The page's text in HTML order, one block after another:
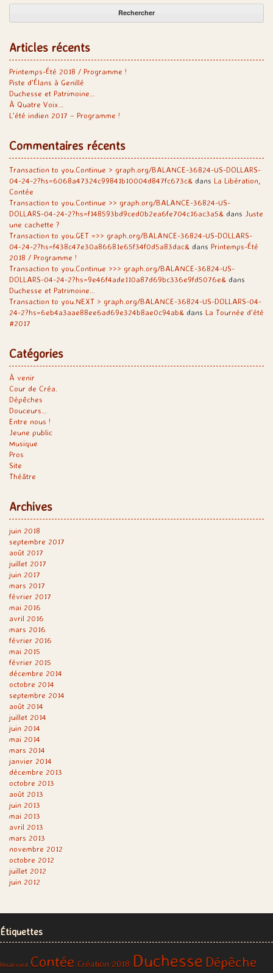
Articles récents
Printemps-Été 2018 / Programme !
Piste d’Élans à Genillé
Duchesse et Patrimoine…
À Quatre Voix…
L’été indien 2017 – Programme !
Commentaires récents
Transaction to you.Continue > graph.org/BALANCE-36824-US-DOLLARS-
04-24-2?hs=6068a47324c99841b10004d847fc673c& dans La Libération,
Contée
Transaction to you.Continue >> graph.org/BALANCE-36824-US-
DOLLARS-04-24-2?hs=f148593bd9ced0b2ea6fe704c16ac3a5& dans Juste
une cachette ?
Transaction to you.GET =>> graph.org/BALANCE-36824-US-DOLLARS-
04-24-2?hs=f438c47e30a86681e65f34f0d5a83dac& dans Printemps-Été
2018 / Programme !
Transaction to you.Continue >>> graph.org/BALANCE-36824-US-
DOLLARS-04-24-2?hs=9e46f4ade110a87d69bc336e9fd5076e& dans
Duchesse et Patrimoine…
Transaction to you.NEXT > graph.org/BALANCE-36824-US-DOLLARS-04-
24-2?hs=6eb4a3aae88ee6ad69e324b8ae0c94ab& dans La Tournée d’été
#2017
Catégories
À venir
Cour de Créa.
Dépêches
Douceurs…
Entre nous !
Jeune public
Musique
Pros
Site
Théâtre
Archives
juin 2018
septembre 2017
août 2017
juillet 2017
juin 2017
mars 2017
février 2017
mai 2016
avril 2016
mars 2016
février 2016
mai 2015
février 2015
décembre 2014
octobre 2014
septembre 2014
août 2014
juillet 2014
juin 2014
mai 2014
mars 2014
janvier 2014
décembre 2013
octobre 2013
août 2013
juin 2013
mai 2013
avril 2013
mars 2013
novembre 2012
octobre 2012
juillet 2012
juin 2012
Étiquettes
Boulevard Contée Création 2018 Duchesse Dépêche